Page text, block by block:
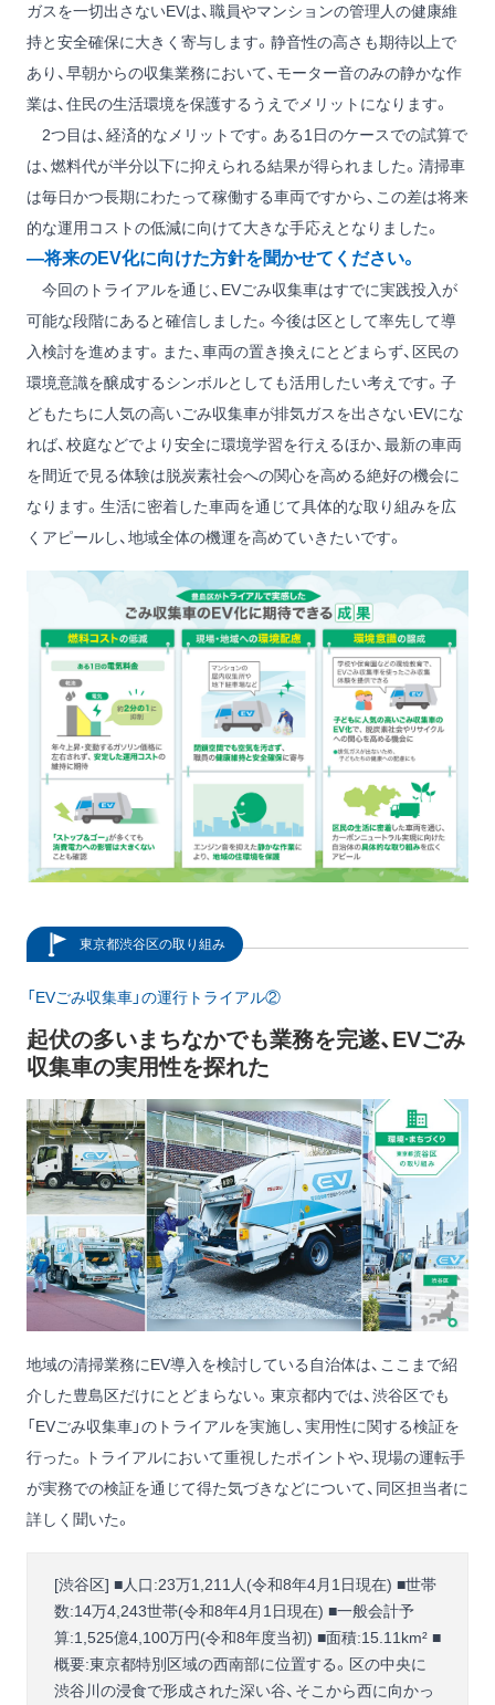
ガスを一切出さないEVは、職員やマンションの管理人の健康維
持と安全確保に大きく寄与します。静音性の高さも期待以上で
あり、早朝からの収集業務において、モーター音のみの静かな作
業は、住民の生活環境を保護するうえでメリットになります。
2つ目は、経済的なメリットです。ある1日のケースでの試算で
は、燃料代が半分以下に抑えられる結果が得られました。清掃車
は毎日かつ長期にわたって稼働する車両ですから、この差は将来
的な運用コストの低減に向けて大きな手応えとなりました。
―将来のEV化に向けた方針を聞かせてください。
今回のトライアルを通じ、EVごみ収集車はすでに実践投入が
可能な段階にあると確信しました。今後は区として率先して導
入検討を進めます。また、車両の置き換えにとどまらず、区民の
環境意識を醸成するシンボルとしても活用したい考えです。子
どもたちに人気の高いごみ収集車が排気ガスを出さないEVにな
れば、校庭などでより安全に環境学習を行えるほか、最新の車両
を間近で見る体験は脱炭素社会への関心を高める絶好の機会に
なります。生活に密着した車両を通じて具体的な取り組みを広
くアピールし、地域全体の機運を高めていきたいです。
東京都渋谷区の取り組み
「EVごみ収集車」の運行トライアル②
起伏の多いまちなかでも業務を完遂、EVごみ
収集車の実用性を探れた
地域の清掃業務にEV導入を検討している自治体は、ここまで紹
介した豊島区だけにとどまらない。東京都内では、渋谷区でも
「EVごみ収集車」のトライアルを実施し、実用性に関する検証を
行った。トライアルにおいて重視したポイントや、現場の運転手
が実務での検証を通じて得た気づきなどについて、同区担当者に
詳しく聞いた。
[渋谷区] ■人口:23万1,211人(令和8年4月1日現在) ■世帯
数:14万4,243世帯(令和8年4月1日現在) ■一般会計予
算:1,525億4,100万円(令和8年度当初) ■面積:15.11km² ■
概要:東京都特別区域の西南部に位置する。区の中央に
渋谷川の浸食で形成された深い谷、そこから西に向かっ